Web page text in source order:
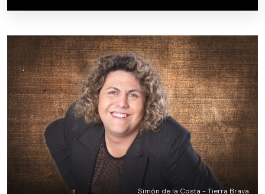
Simón de la Costa - Tierra Brava